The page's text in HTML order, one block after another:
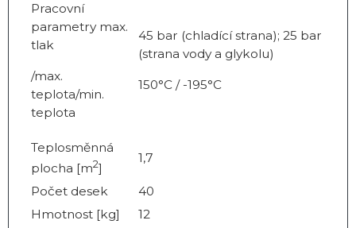
Pracovní
parametry max.
tlak
/max.
teplota/min.
teplota
45 bar (chladící strana); 25 bar
(strana vody a glykolu)
150°C / -195°C
Teplosměnná
plocha [m2]
1,7
Počet desek
40
Hmotnost [kg]
12